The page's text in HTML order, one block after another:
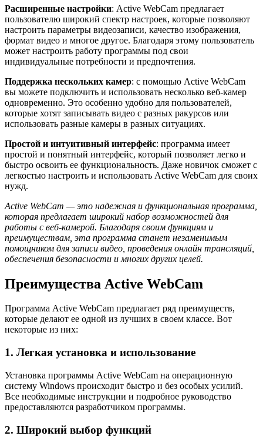
Расширенные настройки: Active WebCam предлагает
пользователю широкий спектр настроек, которые позволяют
настроить параметры видеозаписи, качество изображения,
формат видео и многое другое. Благодаря этому пользователь
может настроить работу программы под свои
индивидуальные потребности и предпочтения.
Поддержка нескольких камер: с помощью Active WebCam
вы можете подключить и использовать несколько веб-камер
одновременно. Это особенно удобно для пользователей,
которые хотят записывать видео с разных ракурсов или
использовать разные камеры в разных ситуациях.
Простой и интуитивный интерфейс: программа имеет
простой и понятный интерфейс, который позволяет легко и
быстро освоить ее функциональность. Даже новичок сможет с
легкостью настроить и использовать Active WebCam для своих
нужд.
Active WebCam — это надежная и функциональная программа,
которая предлагает широкий набор возможностей для
работы с веб-камерой. Благодаря своим функциям и
преимуществам, эта программа станет незаменимым
помощником для записи видео, проведения онлайн трансляций,
обеспечения безопасности и многих других целей.
Преимущества Active WebCam
Программа Active WebCam предлагает ряд преимуществ,
которые делают ее одной из лучших в своем классе. Вот
некоторые из них:
1. Легкая установка и использование
Установка программы Active WebCam на операционную
систему Windows происходит быстро и без особых усилий.
Все необходимые инструкции и подробное руководство
предоставляются разработчиком программы.
2. Широкий выбор функций